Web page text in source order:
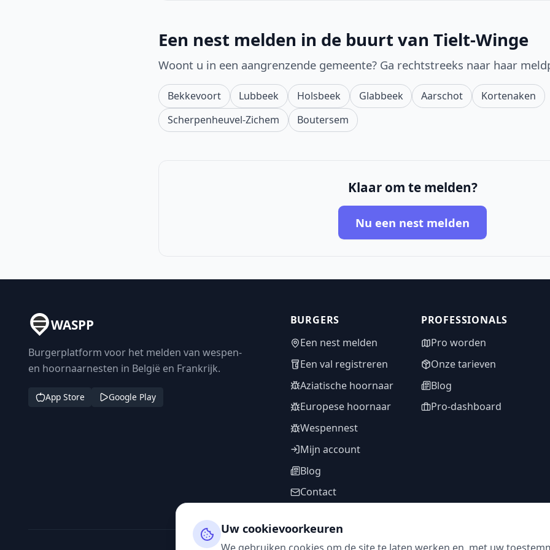
Een nest melden in de buurt van Tielt-Winge
Woont u in een aangrenzende gemeente? Ga rechtstreeks naar haar
Bekkevoort Lubbeek Holsbeek Glabbeek Aarschot
Kortenaken
Scherpenheuvel-Zichem
Boutersem
Klaar om te melden?
Nu een nest melden
WASPP
Burgerplatform voor het melden van wespen-
en hoornaarnesten in België en Frankrijk.
App Store Google Play
BURGERS
Een nest melden
Een val registreren
Aziatische hoornaar
Europese hoornaar
Wespennest
Mijn account
Blog
Contact
PROFESSIONALS
Pro worden
Onze tarieven
Blog
Pro-dashboard
Uw cookievoorkeuren